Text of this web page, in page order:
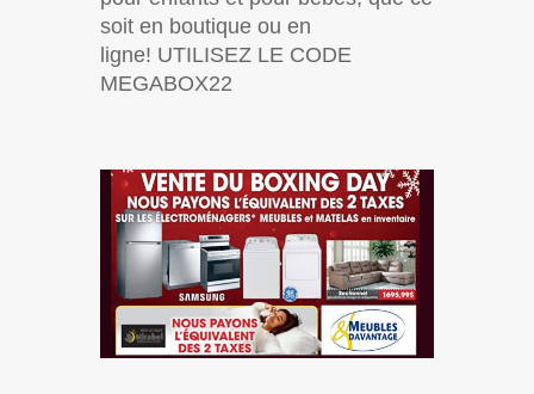
soit en boutique ou en
ligne! UTILISEZ LE CODE
MEGABOX22